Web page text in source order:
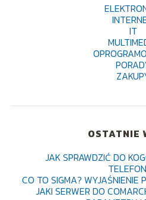
IT
OSTATNIE
JAK SPRAWDZIĆ DO
CO TO SIGMA? WYJAŚNIENIE
JAKI SERWER DO